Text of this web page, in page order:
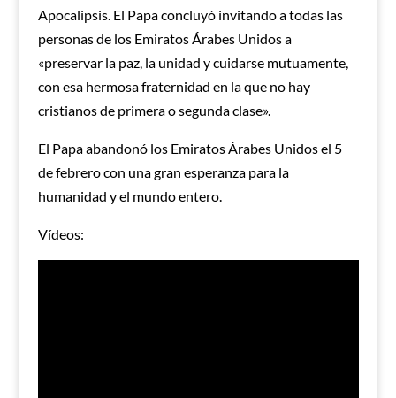
Apocalipsis. El Papa concluyó invitando a todas las
personas de los Emiratos Árabes Unidos a
«preservar la paz, la unidad y cuidarse mutuamente,
con esa hermosa fraternidad en la que no hay
cristianos de primera o segunda clase».
El Papa abandonó los Emiratos Árabes Unidos el 5
de febrero con una gran esperanza para la
humanidad y el mundo entero.
Vídeos: